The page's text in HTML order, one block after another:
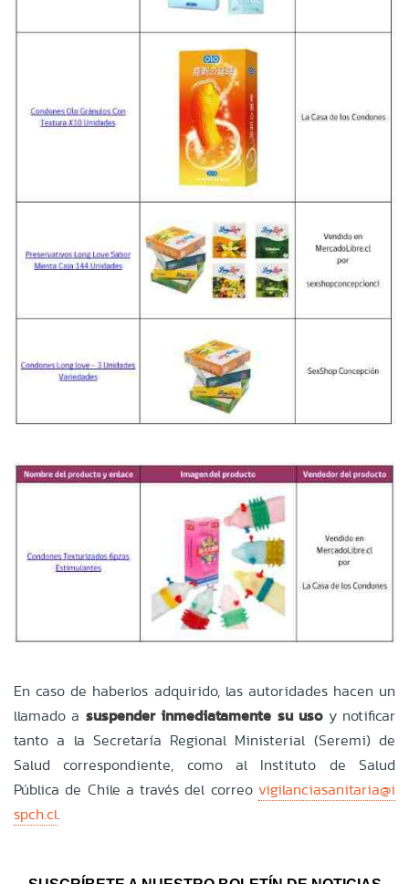
En caso de haberlos adquirido, las autoridades hacen un
llamado a suspender inmediatamente su usoy notificar
tanto a la Secretaría Regional Ministerial (Seremi) de
Salud correspondiente, como al Instituto de Salud
Pública de Chile a través del correo vigilanciasanitaria@i
spch.cl.